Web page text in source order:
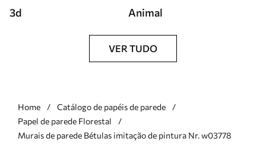
3d Animal
VER TUDO
Home
Catálogo de papéis de parede
Papel de parede Florestal
Murais de parede Bétulas imitação de pintura Nr. w03778